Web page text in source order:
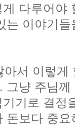
다루어야
는 이야기들
아서 이렇게
그냥 주님
기로 결정
돈보다 중요